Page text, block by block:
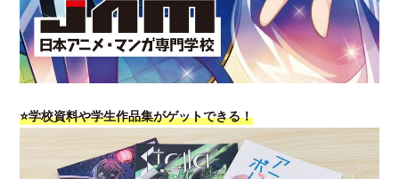
⭐学校資料や学生作品集がゲットできる！